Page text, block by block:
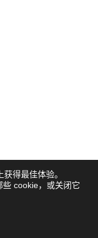
得最佳体验。
cookie，或关闭它